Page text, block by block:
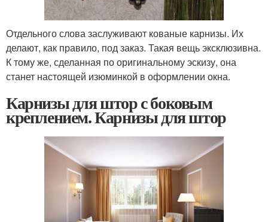
Отдельного слова заслуживают кованые карнизы. Их
делают, как правило, под заказ. Такая вещь эксклюзивна.
К тому же, сделанная по оригинальному эскизу, она
станет настоящей изюминкой в оформлении окна.
Карнизы для штор с боковым
креплением. Карнизы для штор